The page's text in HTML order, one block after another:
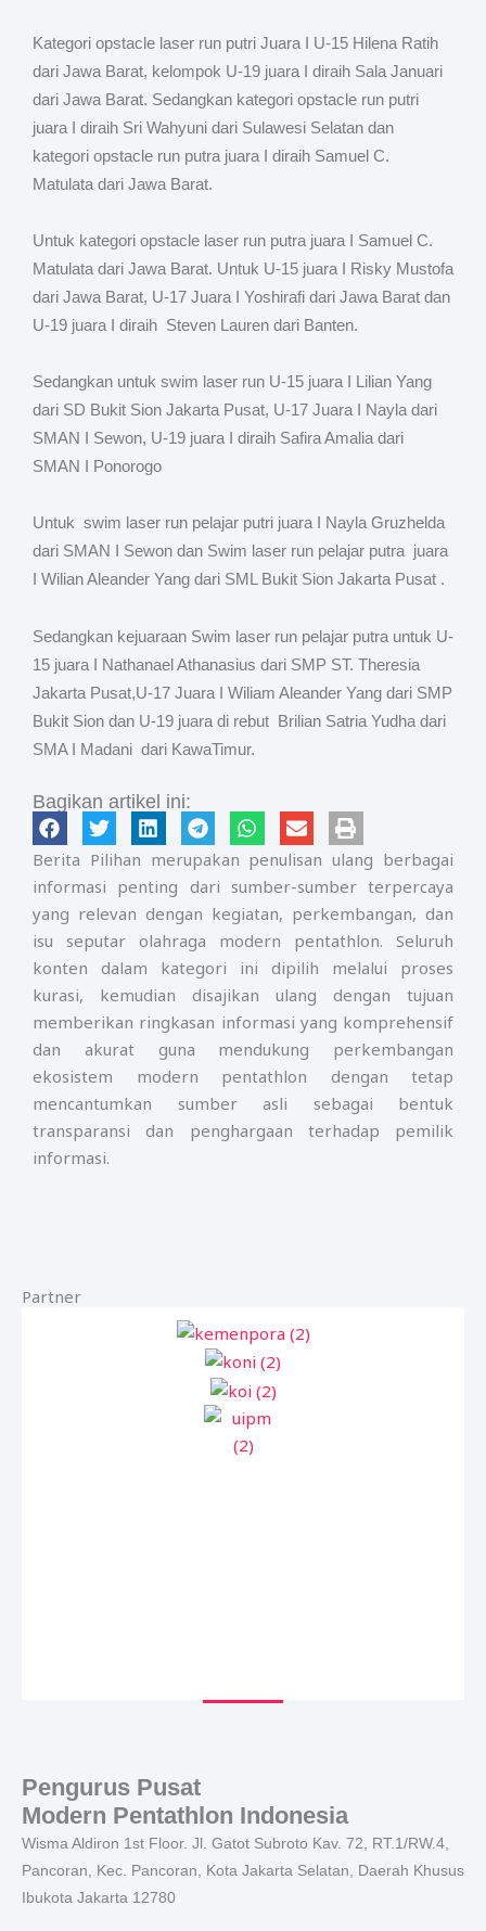
Kategori opstacle laser run putri Juara I U-15 Hilena Ratih
dari Jawa Barat, kelompok U-19 juara I diraih Sala Januari
dari Jawa Barat. Sedangkan kategori opstacle run putri
juara I diraih Sri Wahyuni dari Sulawesi Selatan dan
kategori opstacle run putra juara I diraih Samuel C.
Matulata dari Jawa Barat.
Untuk kategori opstacle laser run putra juara I Samuel C.
Matulata dari Jawa Barat. Untuk U-15 juara I Risky Mustofa
dari Jawa Barat, U-17 Juara I Yoshirafi dari Jawa Barat dan
U-19 juara I diraih Steven Lauren dari Banten.
Sedangkan untuk swim laser run U-15 juara I Lilian Yang
dari SD Bukit Sion Jakarta Pusat, U-17 Juara I Nayla dari
SMAN I Sewon, U-19 juara I diraih Safira Amalia dari
SMAN I Ponorogo
Untuk swim laser run pelajar putri juara I Nayla Gruzhelda
dari SMAN I Sewon dan Swim laser run pelajar putra juara
I Wilian Aleander Yang dari SML Bukit Sion Jakarta Pusat .
Sedangkan kejuaraan Swim laser run pelajar putra untuk U-
15 juara I Nathanael Athanasius dari SMP ST. Theresia
Jakarta Pusat,U-17 Juara I Wiliam Aleander Yang dari SMP
Bukit Sion dan U-19 juara di rebut Brilian Satria Yudha dari
SMA I Madani dari KawaTimur.
Bagikan artikel ini:
Berita Pilihan merupakan penulisan ulang berbagai
informasi penting dari sumber-sumber terpercaya
yang relevan dengan kegiatan, perkembangan, dan
isu seputar olahraga modern pentathlon. Seluruh
konten dalam kategori ini dipilih melalui proses
kurasi, kemudian disajikan ulang dengan tujuan
memberikan ringkasan informasi yang komprehensif
dan akurat guna mendukung perkembangan
ekosistem modern pentathlon dengan tetap
mencantumkan sumber asli sebagai bentuk
transparansi dan penghargaan terhadap pemilik
informasi.
Partner
Pengurus Pusat
Modern Pentathlon Indonesia
Wisma Aldiron 1st Floor. Jl. Gatot Subroto Kav. 72, RT.1/RW.4,
Pancoran, Kec. Pancoran, Kota Jakarta Selatan, Daerah Khusus
Ibukota Jakarta 12780